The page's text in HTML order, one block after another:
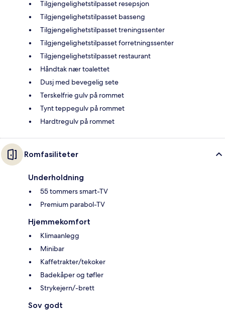
Tilgjengelighetstilpasset resepsjon
Tilgjengelighetstilpasset basseng
Tilgjengelighetstilpasset treningssenter
Tilgjengelighetstilpasset forretningssenter
Tilgjengelighetstilpasset restaurant
Håndtak nær toalettet
Dusj med bevegelig sete
Terskelfrie gulv på rommet
Tynt teppegulv på rommet
Hardtregulv på rommet
Romfasiliteter
Underholdning
55 tommers smart-TV
Premium parabol-TV
Hjemmekomfort
Klimaanlegg
Minibar
Kaffetrakter/tekoker
Badekåper og tøfler
Strykejern/-brett
Sov godt